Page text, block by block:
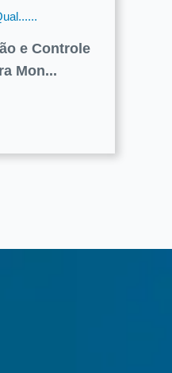
e Controle
Mon...